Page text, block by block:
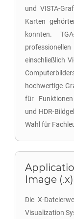
und VISTA-
Karten
konnten.
einschließlich
hochwertige
für
und HDR-
Wahl für
Image (.x)
Die X-
Visualization